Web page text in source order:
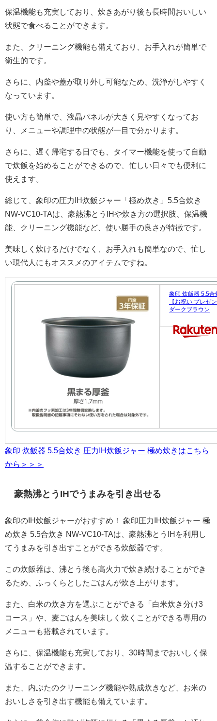
保温機能も充実しており、炊きあがり後も長時間おいしい
状態で食べることができます。
また、クリーニング機能も備えており、お手入れが簡単で
衛生的です。
さらに、内釜や蓋が取り外し可能なため、洗浄がしやすく
なっています。
使い方も簡単で、液晶パネルが大きく見やすくなってお
り、メニューや調理中の状態が一目で分かります。
さらに、遅く帰宅する日でも、タイマー機能を使って自動
で炊飯を始めることができるので、忙しい日々でも便利に
使えます。
総じて、象印の圧力IH炊飯ジャー「極め炊き」5.5合炊き
NW-VC10-TAは、豪熱沸とうIHや炊き方の選択肢、保温機
能、クリーニング機能など、使い勝手の良さが特徴です。
美味しく炊けるだけでなく、お手入れも簡単なので、忙し
い現代人にもオススメのアイテムですね。
象印 炊飯器 5.5合
【お祝い プレゼ
ダークブラウン
象印 炊飯器 5.5合炊き 圧力IH炊飯ジャー 極め炊きはこちら
から＞＞＞
豪熱沸とうIHでうまみを引き出せる
象印のIH炊飯ジャーがおすすめ！ 象印圧力IH炊飯ジャー 極
め炊き 5.5合炊き NW-VC10-TAは、豪熱沸とうIHを利用し
てうまみを引き出すことができる炊飯器です。
この炊飯器は、沸とう後も高火力で炊き続けることができ
るため、ふっくらとしたごはんが炊き上がります。
また、白米の炊き方を選ぶことができる「白米炊き分け3
コース」や、麦ごはんを美味しく炊くことができる専用の
メニューも搭載されています。
さらに、保温機能も充実しており、30時間までおいしく保
温することができます。
また、内ぶたのクリーニング機能や熟成炊きなど、お米の
おいしさを引き出す機能も備えています。